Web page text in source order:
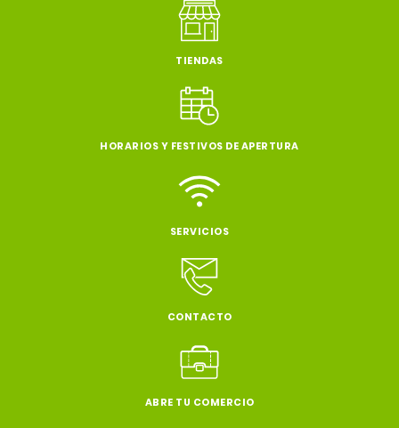
TIENDAS
HORARIOS Y FESTIVOS DE APERTURA
SERVICIOS
CONTACTO
ABRE TU COMERCIO